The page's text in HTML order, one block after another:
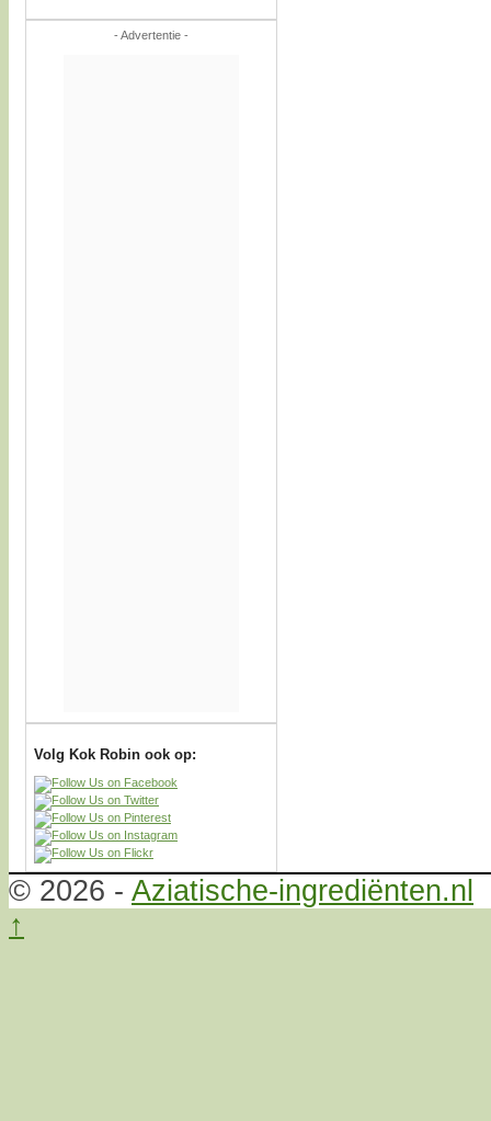
- Advertentie -
Volg Kok Robin ook op:
© 2026 - Aziatische-ingrediënten.nl
↑